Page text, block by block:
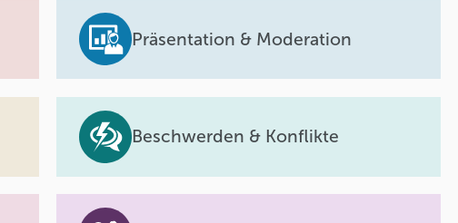
Präsentation & Moderation
Beschwerden & Konflikte